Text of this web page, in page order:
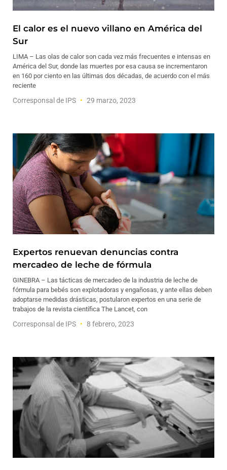
El calor es el nuevo villano en América del
Sur
LIMA – Las olas de calor son cada vez más frecuentes e intensas en
América del Sur, donde las muertes por esa causa se incrementaron
en 160 por ciento en las últimas dos décadas, de acuerdo con el más
reciente
Corresponsal de IPS 29 marzo, 2023
Expertos renuevan denuncias contra
mercadeo de leche de fórmula
GINEBRA – Las tácticas de mercadeo de la industria de leche de
fórmula para bebés son explotadoras y engañosas, y ante ellas deben
adoptarse medidas drásticas, postularon expertos en una serie de
trabajos de la revista científica The Lancet, con
Corresponsal de IPS 8 febrero, 2023